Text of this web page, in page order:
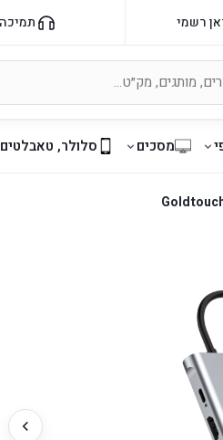
רשמי
מסכים סלולר, טאבלטים